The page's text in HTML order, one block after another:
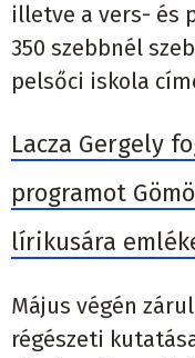
illetve a vers- és
350 szebbnél
pelsőci iskola
Lacza Gergely
programot
lírikusára
Május végén
régészeti